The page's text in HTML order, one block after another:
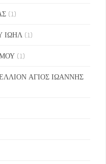
(1)
ΙΩΗΛ (1)
(1)
ΑΓΙΟΣ ΙΩΑΝΝΗΣ